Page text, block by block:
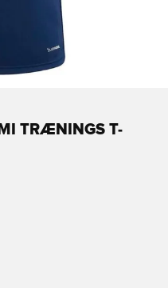
TRÆNINGS T-